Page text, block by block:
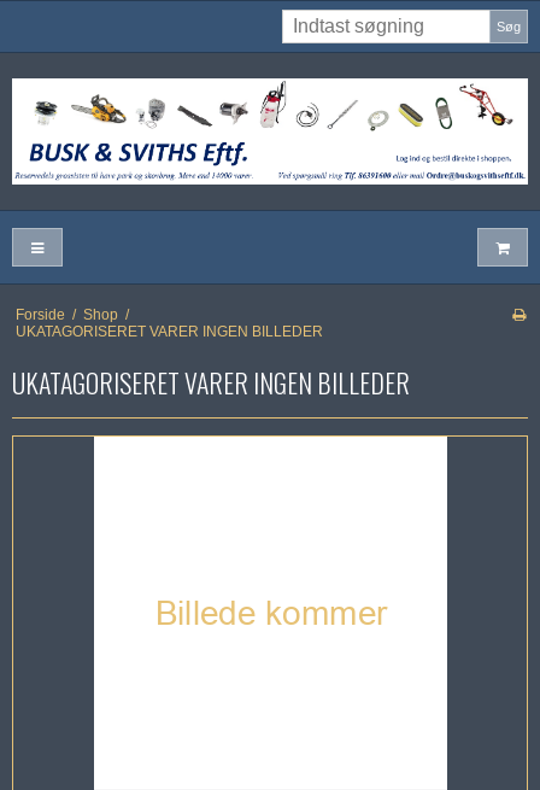
Søg
Forside / Shop /
UKATAGORISERET VARER INGEN BILLEDER
UKATAGORISERET VARER INGEN BILLEDER